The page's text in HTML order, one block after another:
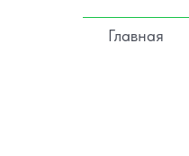
Главная